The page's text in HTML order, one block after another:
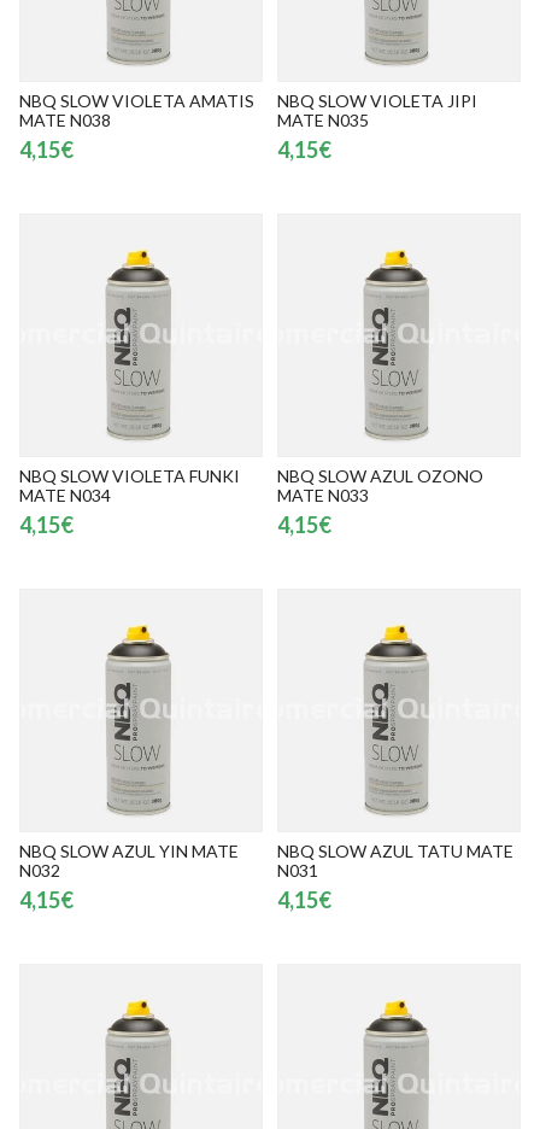
NBQ SLOW VIOLETA AMATIS
MATE N038
4,15€
NBQ SLOW VIOLETA JIPI
MATE N035
4,15€
NBQ SLOW VIOLETA FUNKI
MATE N034
4,15€
NBQ SLOW AZUL OZONO
MATE N033
4,15€
NBQ SLOW AZUL YIN MATE
N032
4,15€
NBQ SLOW AZUL TATU MATE
N031
4,15€